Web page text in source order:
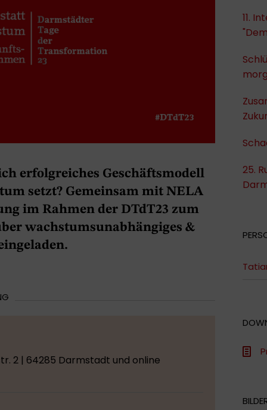
erfolgreiches Geschäftsmodell
setzt? Gemeinsam mit NELA
im Rahmen der DTdT23 zum
wachstumsunabhängiges &
2 | 64285 Darmstadt und online
11.
25.